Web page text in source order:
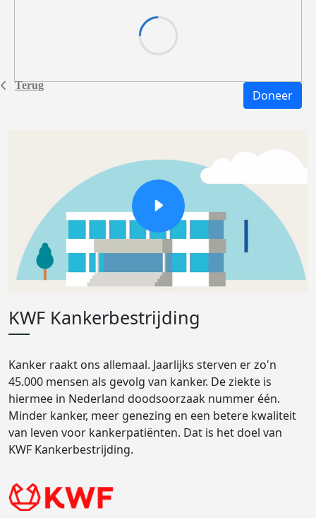
Terug
Doneer
KWF Kankerbestrijding
Kanker raakt ons allemaal. Jaarlijks sterven er zo'n
45.000 mensen als gevolg van kanker. De ziekte is
hiermee in Nederland doodsoorzaak nummer één.
Minder kanker, meer genezing en een betere kwaliteit
van leven voor kankerpatiënten. Dat is het doel van
KWF Kankerbestrijding.